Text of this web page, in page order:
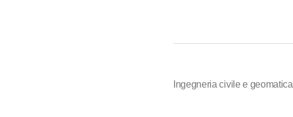
Ingegneria civile e geomatica